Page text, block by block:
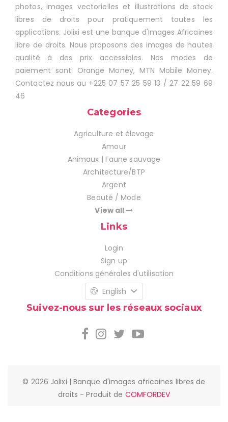
photos, images vectorielles et illustrations de stock
libres de droits pour pratiquement toutes les
applications. Jolixi est une banque d'Images Africaines
libre de droits. Nous proposons des images de hautes
qualité à des prix accessibles. Nos modes de
paiement sont: Orange Money, MTN Mobile Money.
Contactez nous au +225 07 57 25 59 13 / 27 22 59 69
46
Categories
Agriculture et élevage
Amour
Animaux | Faune sauvage
Architecture/BTP
Argent
Beauté / Mode
View all
Links
Login
Sign up
Conditions générales d'utilisation
English
Suivez-nous sur les réseaux sociaux
© 2026 Jolixi | Banque d'images africaines libres de
droits - Produit de COMFORDEV